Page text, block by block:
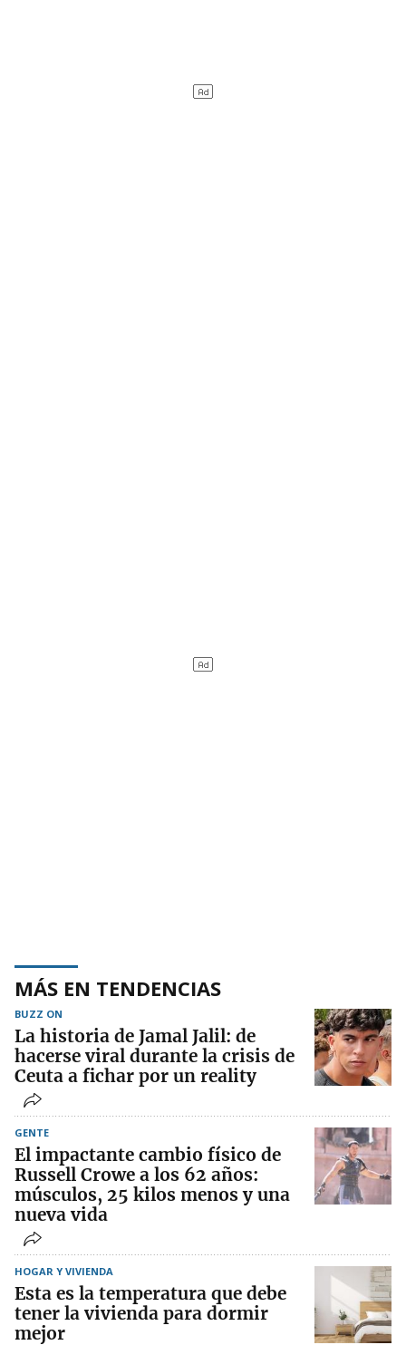
MÁS EN TENDENCIAS
BUZZ ON
La historia de Jamal Jalil: de
hacerse viral durante la crisis de
Ceuta a fichar por un reality
GENTE
El impactante cambio físico de
Russell Crowe a los 62 años:
músculos, 25 kilos menos y una
nueva vida
HOGAR Y VIVIENDA
Esta es la temperatura que debe
tener la vivienda para dormir
mejor